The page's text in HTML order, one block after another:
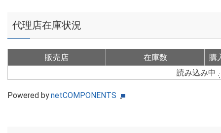
代理店在庫状況
販売店 在庫数
購
読み込み中
Powered bynetCOMPONENTS